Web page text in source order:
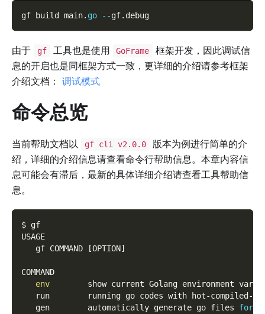
gf build main. go --gf. debug
由于 gf 工具也是使用 GoFrame
框架开发，因此调试信
息的开启也是同框架方式一致，更详细的介绍请参考框架
介绍文档： 调试模式
命令总览
当前帮助文档以 gf cli v2.0.0
版本为例进行简单的介
绍，详细的介绍信息请查看命令行帮助信息。本章内容信
息可能会有滞后，最新的具体详细介绍请查看工具帮助信
息。
$ gf
USAGE
   gf COMMAND
[OPTION]
COMMAND
env
show current Golang environment
run        running go codes with hot-compiled-
   gen        automatically generate go files
for